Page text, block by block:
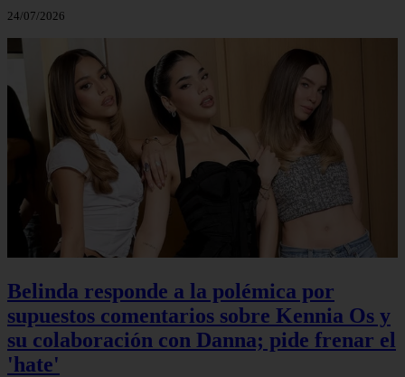
24/07/2026
Belinda responde a la polémica por
supuestos comentarios sobre Kennia Os y
su colaboración con Danna; pide frenar el
'hate'